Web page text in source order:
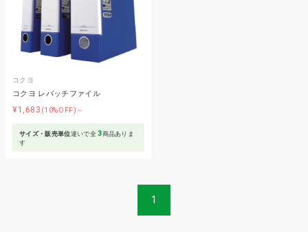
コクヨ
コクヨ レバッチファイル
¥1,683 (10%OFF)～
サイズ・販売単位違いで全3商品ありま
す
1